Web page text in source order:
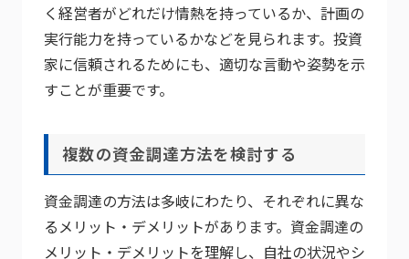
く経営者がどれだけ情熱を持っているか、計画の
実行能力を持っているかなどを見られます。投資
家に信頼されるためにも、適切な言動や姿勢を示
すことが重要です。
複数の資金調達方法を検討する
資金調達の方法は多岐にわたり、それぞれに異な
るメリット・デメリットがあります。資金調達の
メリット・デメリットを理解し、自社の状況やシ